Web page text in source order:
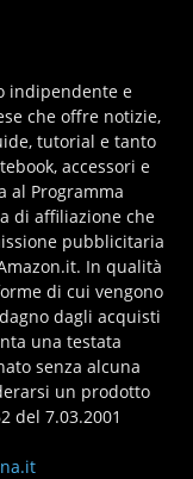
indipendente e
che offre notizie,
tutorial e tanto
accessori e
al Programma
di affiliazione che
pubblicitaria
In qualità
di cui vengono
dagli acquisti
una testata
senza alcuna
un prodotto
del 7.03.2001